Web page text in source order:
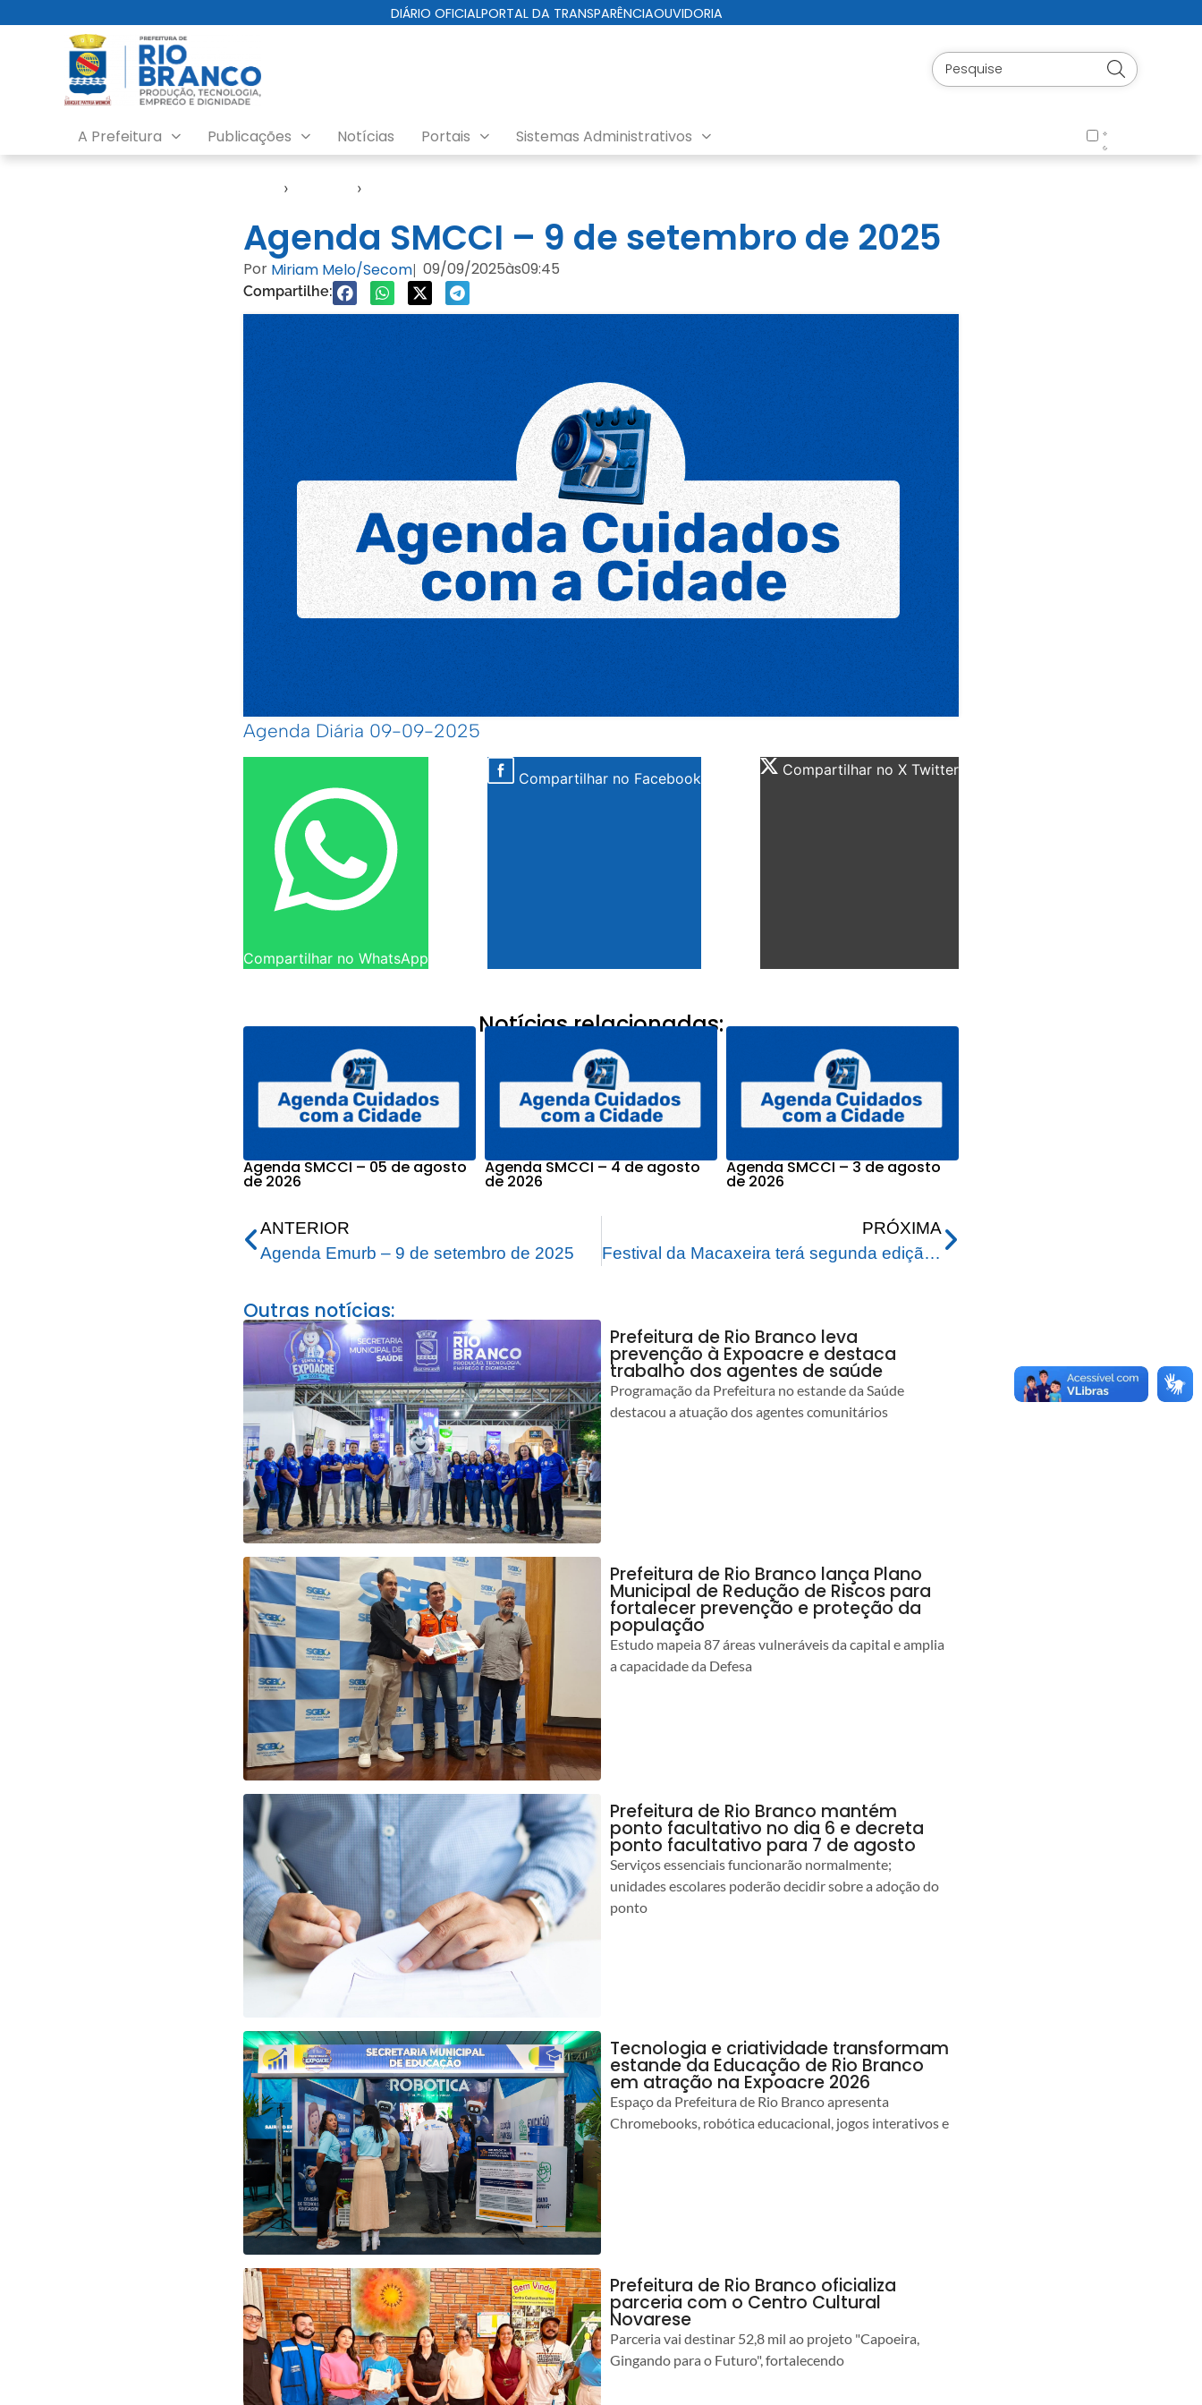
DIÁRIO OFICIALPORTAL DA TRANSPARÊNCIAOUVIDORIA
A Prefeitura Publicações Notícias Portais Sistemas Administrativos
› ›
Agenda SMCCI – 9 de setembro de 2025
Por Miriam Melo/Secom| 09/09/2025às09:45
Compartilhe:
Agenda Diária 09-09-2025
Compartilhar no WhatsApp
Compartilhar no Facebook Compartilhar no X Twitter
Notícias relacionadas:
Agenda SMCCI – 05 de agosto
de 2026
Agenda SMCCI – 4 de agosto
de 2026
Agenda SMCCI – 3 de agosto
de 2026
ANTERIOR
Agenda Emurb – 9 de setembro de 2025
PRÓXIMA
Festival da Macaxeira terá segunda edição no Horto Florestal em Rio Branco
Outras notícias:
Prefeitura de Rio Branco leva
prevenção à Expoacre e destaca
trabalho dos agentes de saúde
Programação da Prefeitura no estande da Saúde
destacou a atuação dos agentes comunitários
Prefeitura de Rio Branco lança Plano
Municipal de Redução de Riscos para
fortalecer prevenção e proteção da
população
Estudo mapeia 87 áreas vulneráveis da capital e amplia
a capacidade da Defesa
Prefeitura de Rio Branco mantém
ponto facultativo no dia 6 e decreta
ponto facultativo para 7 de agosto
Serviços essenciais funcionarão normalmente;
unidades escolares poderão decidir sobre a adoção do
ponto
Tecnologia e criatividade transformam
estande da Educação de Rio Branco
em atração na Expoacre 2026
Espaço da Prefeitura de Rio Branco apresenta
Chromebooks, robótica educacional, jogos interativos e
Prefeitura de Rio Branco oficializa
parceria com o Centro Cultural
Novarese
Parceria vai destinar 52,8 mil ao projeto "Capoeira,
Gingando para o Futuro", fortalecendo